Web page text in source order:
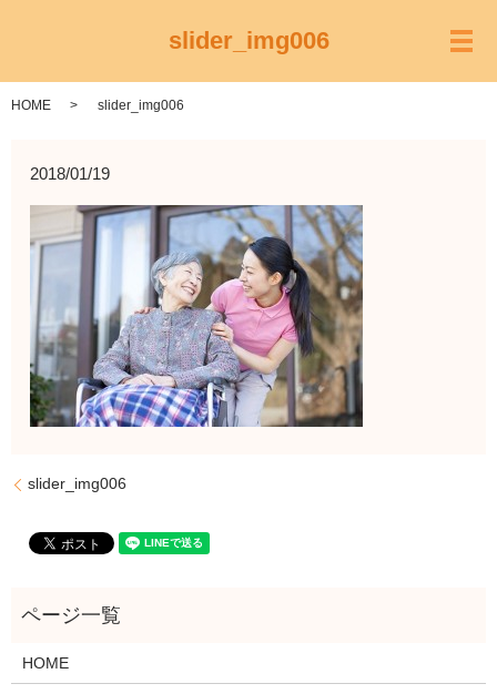
slider_img006 メ
HOME slider_img006
2018/01/19
slider_img006
HOME